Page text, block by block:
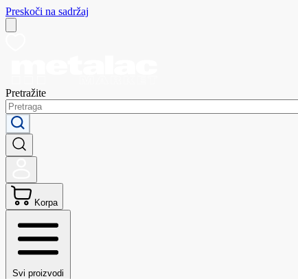
Preskoči na sadržaj
Pretražite
Korpa
Svi proizvodi